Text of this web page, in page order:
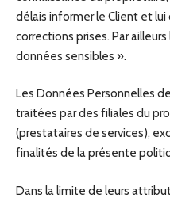
délais informer le Client et
corrections prises. Par
données sensibles ».
Les Données Personnelles
traitées par des filiales du
(prestataires de services),
finalités de la présente
Dans la limite de leurs